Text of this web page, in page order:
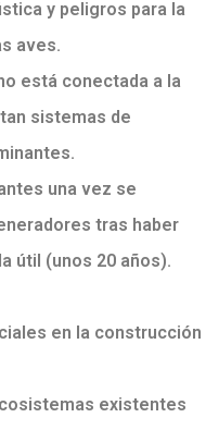
y peligros para la
aves.
está conectada a la
sistemas de
una vez se
tras haber
útil (unos 20 años).
en la construcción
existentes